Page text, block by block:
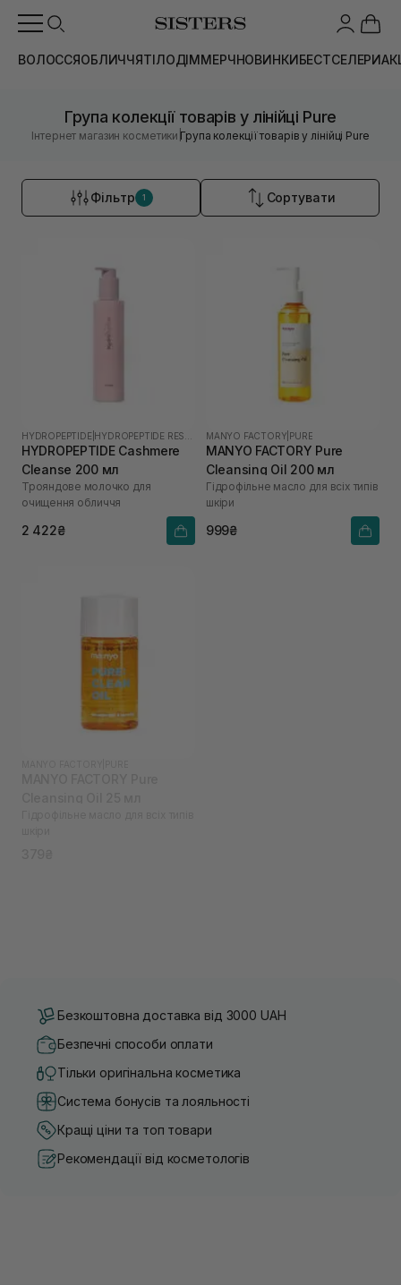
ВОЛОССЯОБЛИЧЧЯТІЛОДІММЕРЧНОВИНКИБЕСТСЕЛЕРИ
Група колекції товарів у лінійці Pure
Інтернет магазин косметики |Група колекції товарів у лінійці Pure
Фільтр 1 Сортувати
HYDROPEPTIDE
HYDROPEPTIDE Cashmere
Cleanse 200 мл
Трояндове молочко для
очищення обличчя
2 422₴
MANYO FACTORY PURE
MANYO FACTORY Pure
Cleansing Oil 200 мл
Гідрофільне масло для всіх типів
шкіри
999₴
Безкоштовна доставка від 3000 UAH
Безпечні способи оплати
Тільки оригінальна косметика
Система бонусів та лояльності
Кращі ціни та топ товари
Рекомендації від косметологів